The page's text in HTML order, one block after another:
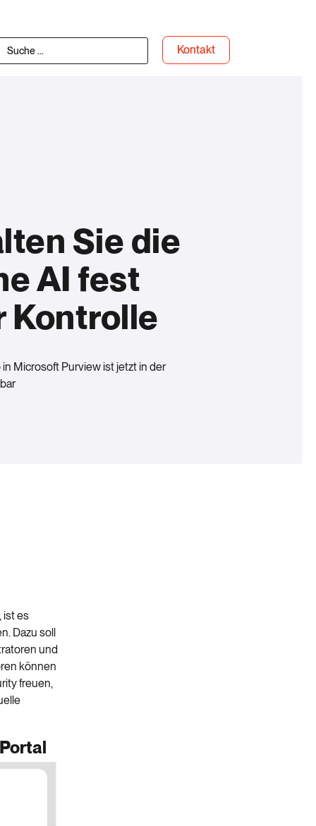
Kontakt
Sie die
AI fest
Kontrolle
Microsoft Purview ist jetzt in der
ist es
Dazu soll
und
können
freuen,